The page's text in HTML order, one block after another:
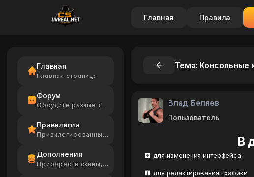
Главная Правила
Главная
Главная страница
Форум
Обсудите разные темы
Привилегии
Привилегированные игроки
Дополнения
Приобрести скины, Ammo
Тема: Консольные
Влад Беляев
Пользователь
В
для изменения интерфейса
для редактирования графики